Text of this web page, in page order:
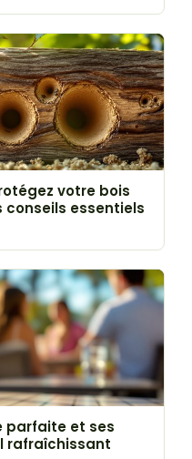
votre bois
essentiels
parfaite et ses
rafraîchissant